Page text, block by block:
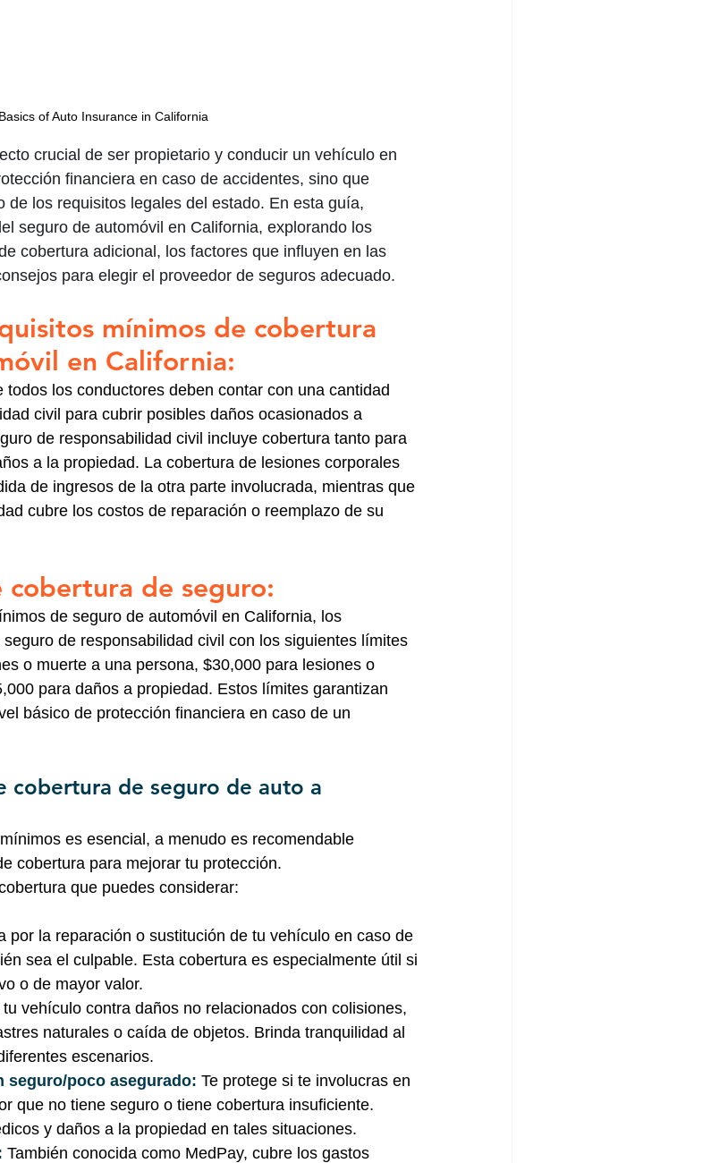
of Auto Insurance in California
crucial de ser propietario y conducir un vehículo en
financiera en caso de accidentes, sino que
de los requisitos legales del estado. En esta guía,
seguro de automóvil en California, explorando los
cobertura adicional, los factores que influyen en las
para elegir el proveedor de seguros adecuado.
mínimos de cobertura
en California:
los conductores deben contar con una cantidad
civil para cubrir posibles daños ocasionados a
de responsabilidad civil incluye cobertura tanto para
a la propiedad. La cobertura de lesiones corporales
de ingresos de la otra parte involucrada, mientras que
cubre los costos de reparación o reemplazo de su
cobertura de seguro:
de seguro de automóvil en California, los
de responsabilidad civil con los siguientes límites
o muerte a una persona, $30,000 para lesiones o
para daños a propiedad. Estos límites garantizan
básico de protección financiera en caso de un
cobertura de seguro de auto a
es esencial, a menudo es recomendable
cobertura para mejorar tu protección.
que puedes considerar:
por la reparación o sustitución de tu vehículo en caso de
sea el culpable. Esta cobertura es especialmente útil si
o de mayor valor.
tu vehículo contra daños no relacionados con colisiones,
naturales o caída de objetos. Brinda tranquilidad al
escenarios.
seguro/poco asegurado: Te protege si te involucras en
que no tiene seguro o tiene cobertura insuficiente.
y daños a la propiedad en tales situaciones.
También conocida como MedPay, cubre los gastos